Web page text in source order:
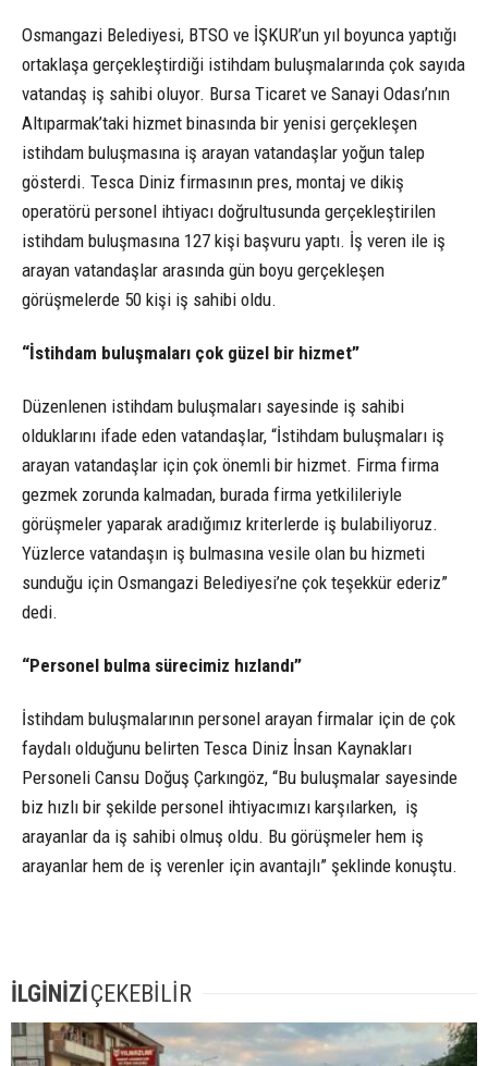
Osmangazi Belediyesi, BTSO ve İŞKUR’un yıl boyunca yaptığı
ortaklaşa gerçekleştirdiği istihdam buluşmalarında çok sayıda
vatandaş iş sahibi oluyor. Bursa Ticaret ve Sanayi Odası’nın
Altıparmak’taki hizmet binasında bir yenisi gerçekleşen
istihdam buluşmasına iş arayan vatandaşlar yoğun talep
gösterdi. Tesca Diniz firmasının pres, montaj ve dikiş
operatörü personel ihtiyacı doğrultusunda gerçekleştirilen
istihdam buluşmasına 127 kişi başvuru yaptı. İş veren ile iş
arayan vatandaşlar arasında gün boyu gerçekleşen
görüşmelerde 50 kişi iş sahibi oldu.
“İstihdam buluşmaları çok güzel bir hizmet”
Düzenlenen istihdam buluşmaları sayesinde iş sahibi
olduklarını ifade eden vatandaşlar, “İstihdam buluşmaları iş
arayan vatandaşlar için çok önemli bir hizmet. Firma firma
gezmek zorunda kalmadan, burada firma yetkilileriyle
görüşmeler yaparak aradığımız kriterlerde iş bulabiliyoruz.
Yüzlerce vatandaşın iş bulmasına vesile olan bu hizmeti
sunduğu için Osmangazi Belediyesi’ne çok teşekkür ederiz”
dedi.
“Personel bulma sürecimiz hızlandı”
İstihdam buluşmalarının personel arayan firmalar için de çok
faydalı olduğunu belirten Tesca Diniz İnsan Kaynakları
Personeli Cansu Doğuş Çarkıngöz, “Bu buluşmalar sayesinde
biz hızlı bir şekilde personel ihtiyacımızı karşılarken, iş
arayanlar da iş sahibi olmuş oldu. Bu görüşmeler hem iş
arayanlar hem de iş verenler için avantajlı” şeklinde konuştu.
İLGİNİZİÇEKEBİLİR